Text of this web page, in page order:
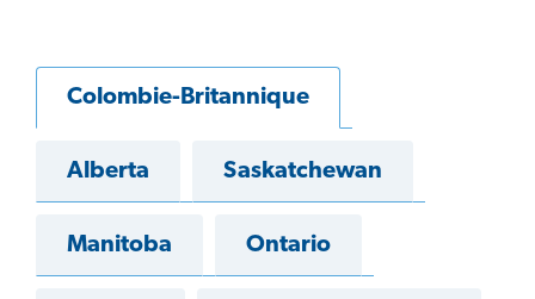
Colombie-Britannique
Alberta Saskatchewan
Manitoba Ontario